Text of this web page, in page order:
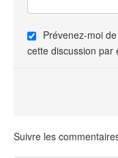
Prévenez-moi
cette discussion par
Suivre les